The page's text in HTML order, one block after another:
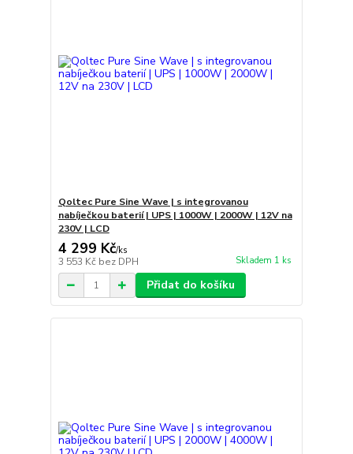
Qoltec Pure Sine Wave | s integrovanou
nabíječkou baterií | UPS | 1000W | 2000W | 12V na
230V | LCD
4 299 Kč/ks
3 553 Kč bez DPH Skladem 1 ks
Přidat do košíku